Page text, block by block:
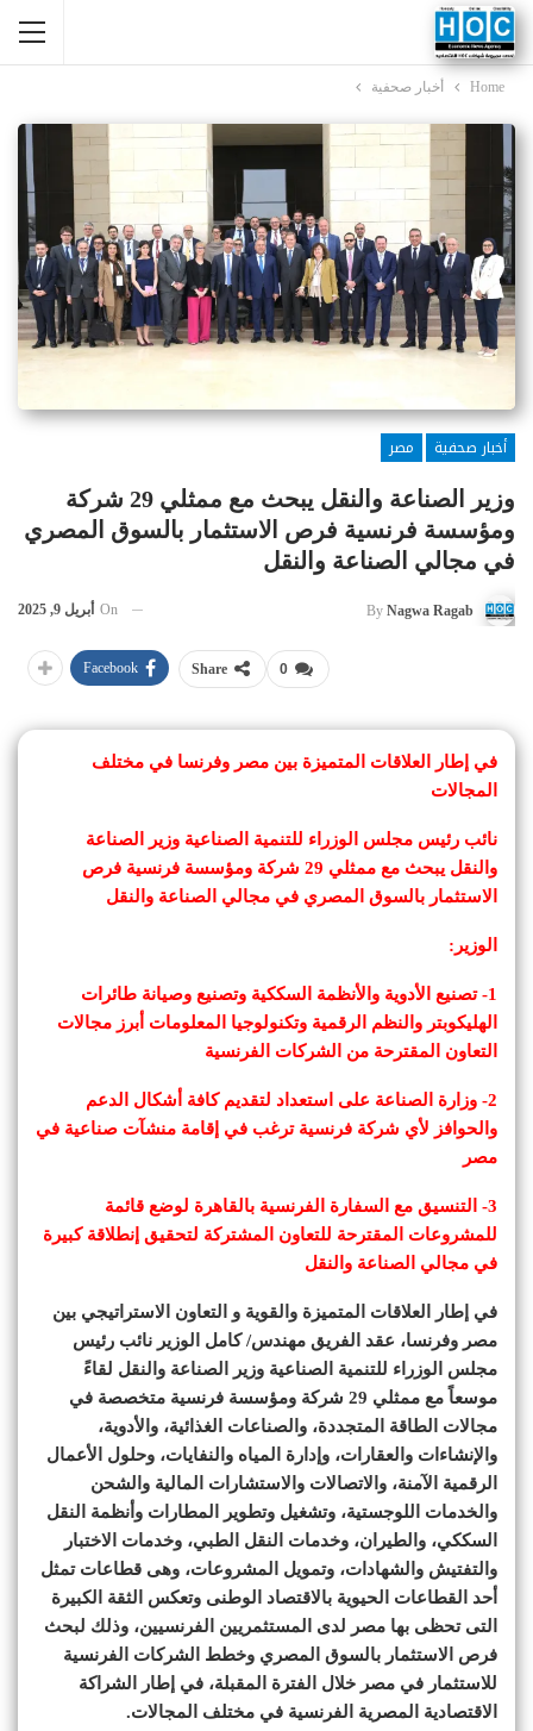
Home أخبار صحفية
أخبار صحفية
مصر
وزير الصناعة والنقل يبحث مع ممثلي 29 شركة
ومؤسسة فرنسية فرص الاستثمار بالسوق المصري
في مجالي الصناعة والنقل
By Nagwa Ragab
On أبريل 9, 2025
0
Share
Facebook
في إطار العلاقات المتميزة بين مصر وفرنسا في مختلف
المجالات
نائب رئيس مجلس الوزراء للتنمية الصناعية وزير الصناعة
والنقل يبحث مع ممثلي 29 شركة ومؤسسة فرنسية فرص
الاستثمار بالسوق المصري في مجالي الصناعة والنقل
الوزير:
1- تصنيع الأدوية والأنظمة السككية وتصنيع وصيانة طائرات
الهليكوبتر والنظم الرقمية وتكنولوجيا المعلومات أبرز مجالات
التعاون المقترحة من الشركات الفرنسية
2- وزارة الصناعة على استعداد لتقديم كافة أشكال الدعم
والحوافز لأي شركة فرنسية ترغب في إقامة منشآت صناعية في
مصر
3- التنسيق مع السفارة الفرنسية بالقاهرة لوضع قائمة
للمشروعات المقترحة للتعاون المشتركة لتحقيق إنطلاقة كبيرة
في مجالي الصناعة والنقل
في إطار العلاقات المتميزة والقوية و التعاون الاستراتيجي بين
مصر وفرنسا، عقد الفريق مهندس/ كامل الوزير نائب رئيس
مجلس الوزراء للتنمية الصناعية وزير الصناعة والنقل لقاءً
موسعاً مع ممثلي 29 شركة ومؤسسة فرنسية متخصصة في
مجالات الطاقة المتجددة، والصناعات الغذائية، والأدوية،
والإنشاءات والعقارات، وإدارة المياه والنفايات، وحلول الأعمال
الرقمية الآمنة، والاتصالات والاستشارات المالية والشحن
والخدمات اللوجستية، وتشغيل وتطوير المطارات وأنظمة النقل
السككي، والطيران، وخدمات النقل الطبي، وخدمات الاختبار
والتفتيش والشهادات، وتمويل المشروعات، وهى قطاعات تمثل
أحد القطاعات الحيوية بالاقتصاد الوطنى وتعكس الثقة الكبيرة
التى تحظى بها مصر لدى المستثمريين الفرنسيين، وذلك لبحث
فرص الاستثمار بالسوق المصري وخطط الشركات الفرنسية
للاستثمار في مصر خلال الفترة المقبلة، في إطار الشراكة
الاقتصادية المصرية الفرنسية في مختلف المجالات.